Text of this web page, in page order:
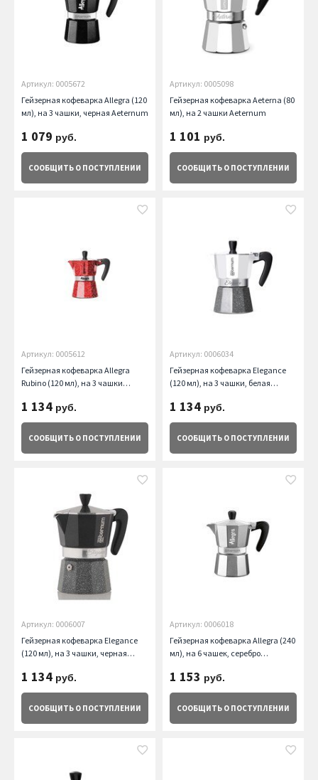
Артикул: 0005672
Гейзерная кофеварка Allegra (120
мл), на 3 чашки, черная Aeternum
1 079 руб.
СООБЩИТЬ О ПОСТУПЛЕНИИ
Артикул: 0005098
Гейзерная кофеварка Aeterna (80
мл), на 2 чашки Aeternum
1 101 руб.
СООБЩИТЬ О ПОСТУПЛЕНИИ
Артикул: 0005612
Гейзерная кофеварка Allegra
Rubino (120 мл), на 3 чашки
1 134 руб.
СООБЩИТЬ О ПОСТУПЛЕНИИ
Артикул: 0006034
Гейзерная кофеварка Elegance
(120 мл), на 3 чашки, белая
1 134 руб.
СООБЩИТЬ О ПОСТУПЛЕНИИ
Артикул: 0006007
Гейзерная кофеварка Elegance
(120 мл), на 3 чашки, черная
1 134 руб.
СООБЩИТЬ О ПОСТУПЛЕНИИ
Артикул: 0006018
Гейзерная кофеварка Allegra (240
мл), на 6 чашек, серебро
1 153 руб.
СООБЩИТЬ О ПОСТУПЛЕНИИ